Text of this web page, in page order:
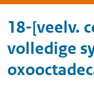
18-[veelv.
volledige